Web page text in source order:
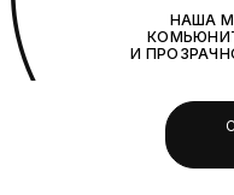
НАША
И